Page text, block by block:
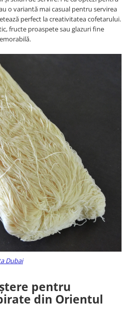
o variantă mai casual pentru servirea
perfect la creativitatea cofetarului.
fructe proaspete sau glazuri fine
Dubai
pentru
din Orientul